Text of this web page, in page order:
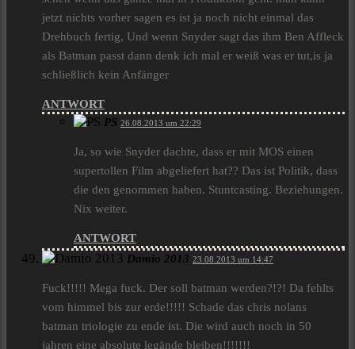
jetzt nichts vorher sagen es ist ja noch nicht einmal das
Drehbuch fertig, Und wenn Snyder sagt das ihm Ben Affleck
als Batman passt dann denk ich mal er weiß was er tut,is ja
schließlich kein Anfänger
ANTWORT
PS 26.08.2013 um 22:29
Ja, so wie Snyder dachte, dass er mit MOS einen
supertollen Film abgeliefert hat?? Das ist Politik, dass
die den genommen haben. Stuntcasting. Beziehungen.
Nix weiter.
ANTWORT
Damio 2013 23.08.2013 um 14:47
Fuck!!!!! Mega fuck. Der soll batman werden?!?! Da fehlts
vom himmel bis zur erde!!!!! Schade das chris nolans
batman triologie zu ende ist. Die wird auch noch in 50
jahren eine absolute legände bleiben!!!!!!!